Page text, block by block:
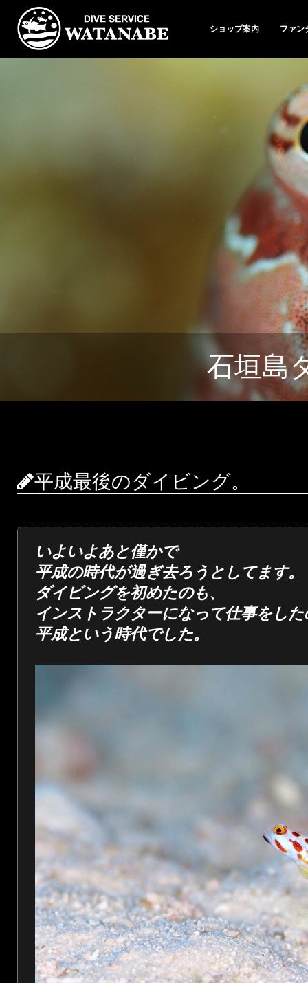
ショップ案内 ファン
石垣島
平成最後のダイビング。
いよいよあと僅かで
平成の時代が過ぎ去ろうとしてます。
ダイビングを初めたのも、
インストラクターになって仕事をした
平成という時代でした。